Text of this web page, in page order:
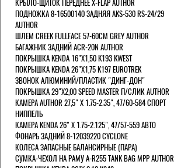
КРЫЛО-ЩИТОК ПЕРЕДНЕЕ X-FLAP AUTHOR
ПОДНОЖКА 8-16500140 ЗАДНЯЯ AKS-530 RS-24/29
AUTHOR
ШЛЕМ CREEK FULLFACE 57-60СМ GREY AUTHOR
БАГАЖНИК ЗАДНИЙ ACR-20N AUTHOR
ПОКРЫШКА KENDA 16"Х1,50 K193 KWEST
ПОКРЫШКА KENDA 26"Х1,75 K197 EUROTREK
ЗВОНОК АЛЮМИНИЙ/ПЛАСТИК "ДИНГ-ДОН"
ПОКРЫШКА 29"Х2,00 SPEED MASTER П/СЛИК AUTHOR
КАМЕРА AUTHOR 27,5" Х 1.75-2.35", 47/60-584 СПОРТ
НИППЕЛЬ
КАМЕРА KENDA 26" Х 1.75-2.125", 47/57-559 АВТО
ФОНАРЬ ЗАДНИЙ 8-12039220 CYCLONE
КОЛЕСА ЗАПАСНЫЕ БАЛАНСИРНЫЕ (ПАРА)
CУМКА-ЧЕХОЛ НА РАМУ A-R255 TANK BAG MPP AUTHOR